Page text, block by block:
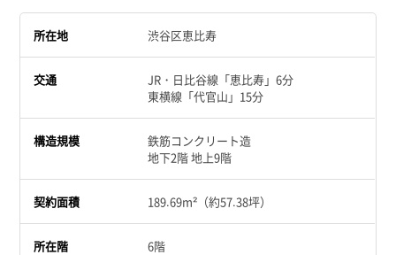
所在地 渋谷区恵比寿
交通
JR・日比谷線「恵比寿」6分
東横線「代官山」15分
構造規模
鉄筋コンクリート造
地下2階 地上9階
契約面積 189.69m²（約57.38坪）
所在階 6階